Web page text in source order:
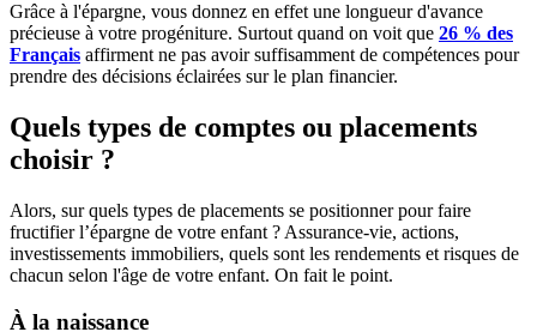
Grâce à l'épargne, vous donnez en effet une longueur d'avance
précieuse à votre progéniture. Surtout quand on voit que 26 % des
Français affirment ne pas avoir suffisamment de compétences pour
prendre des décisions éclairées sur le plan financier.
Quels types de comptes ou placements
choisir ?
Alors, sur quels types de placements se positionner pour faire
fructifier l’épargne de votre enfant ? Assurance-vie, actions,
investissements immobiliers, quels sont les rendements et risques de
chacun selon l'âge de votre enfant. On fait le point.
À la naissance